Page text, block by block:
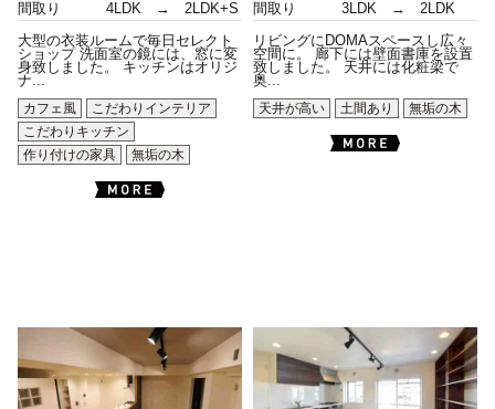
間取り
4LDK → 2LDK+S
大型の衣装ルームで毎日セレクト
ショップ 洗面室の鏡には、窓に変
身致しました。 キッチンはオリジ
ナ...
カフェ風
こだわりインテリア
こだわりキッチン
作り付けの家具
無垢の木
間取り
3LDK → 2LDK
リビングにDOMAスペースし広々
空間に。 廊下には壁面書庫を設置
致しました。 天井には化粧梁で
奥...
天井が高い
土間あり 無垢の木